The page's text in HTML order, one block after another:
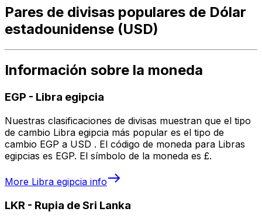
Pares de divisas populares de Dólar
estadounidense (USD)
Información sobre la moneda
EGP - Libra egipcia
Nuestras clasificaciones de divisas muestran que el tipo
de cambio Libra egipcia más popular es el tipo de
cambio EGP a USD . El código de moneda para Libras
egipcias es EGP. El símbolo de la moneda es £.
More Libra egipcia info
LKR - Rupia de Sri Lanka